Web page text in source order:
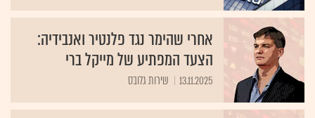
אחרי שהימר נגד פלנטיר ואנבידיה:
הצעד המפתיע של מייקל ברי
13.11.2025 שירות גלובס